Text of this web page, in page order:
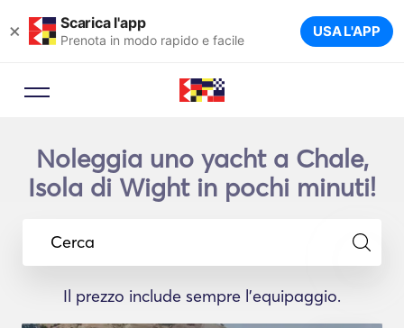
× Scarica l'app
Prenota in modo rapido e facile USA L'APP
Noleggia uno yacht a Chale,
Isola di Wight in pochi minuti!
Cerca
Il prezzo include sempre l'equipaggio.